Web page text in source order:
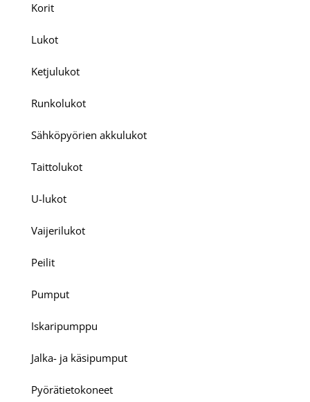
Korit
Lukot
Ketjulukot
Runkolukot
Sähköpyörien akkulukot
Taittolukot
U-lukot
Vaijerilukot
Peilit
Pumput
Iskaripumppu
Jalka- ja käsipumput
Pyörätietokoneet